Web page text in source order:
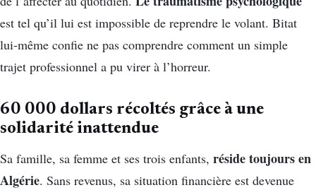
est tel qu’il lui est impossible de reprendre le volant. Bitat
lui-même confie ne pas comprendre comment un simple
trajet professionnel a pu virer à l’horreur.
60 000 dollars récoltés grâce à une
solidarité inattendue
Sa famille, sa femme et ses trois enfants, réside toujours en
Algérie. Sans revenus, sa situation financière est devenue